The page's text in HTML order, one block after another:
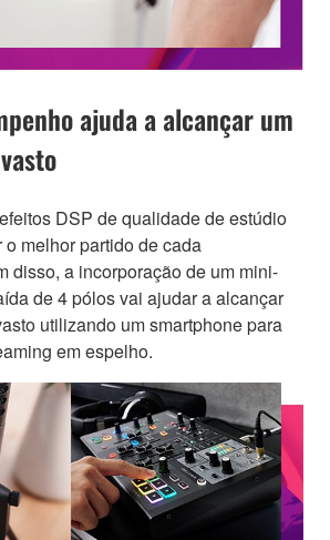
ajuda a alcançar um
DSP de qualidade de estúdio
melhor partido de cada
disso, a incorporação de um mini-
de 4 pólos vai ajudar a alcançar
utilizando um smartphone para
em espelho.